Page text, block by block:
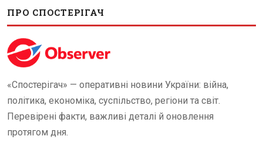
ПРО СПОСТЕРІГАЧ
«Спостерігач» — оперативні новини України: війна,
політика, економіка, суспільство, регіони та світ.
Перевірені факти, важливі деталі й оновлення
протягом дня.